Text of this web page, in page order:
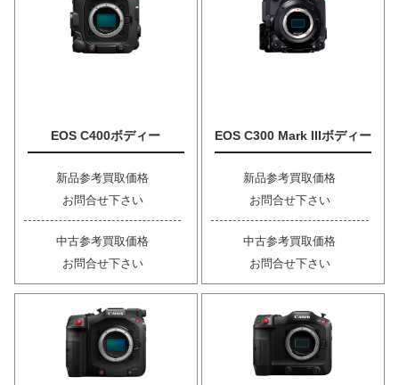
EOS C400ボディー
新品参考買取価格
お問合せ下さい
中古参考買取価格
お問合せ下さい
EOS C300 Mark IIIボディー
新品参考買取価格
お問合せ下さい
中古参考買取価格
お問合せ下さい